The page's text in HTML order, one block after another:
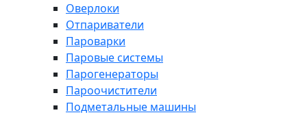
Оверлоки
Отпариватели
Пароварки
Паровые системы
Парогенераторы
Пароочистители
Подметальные машины